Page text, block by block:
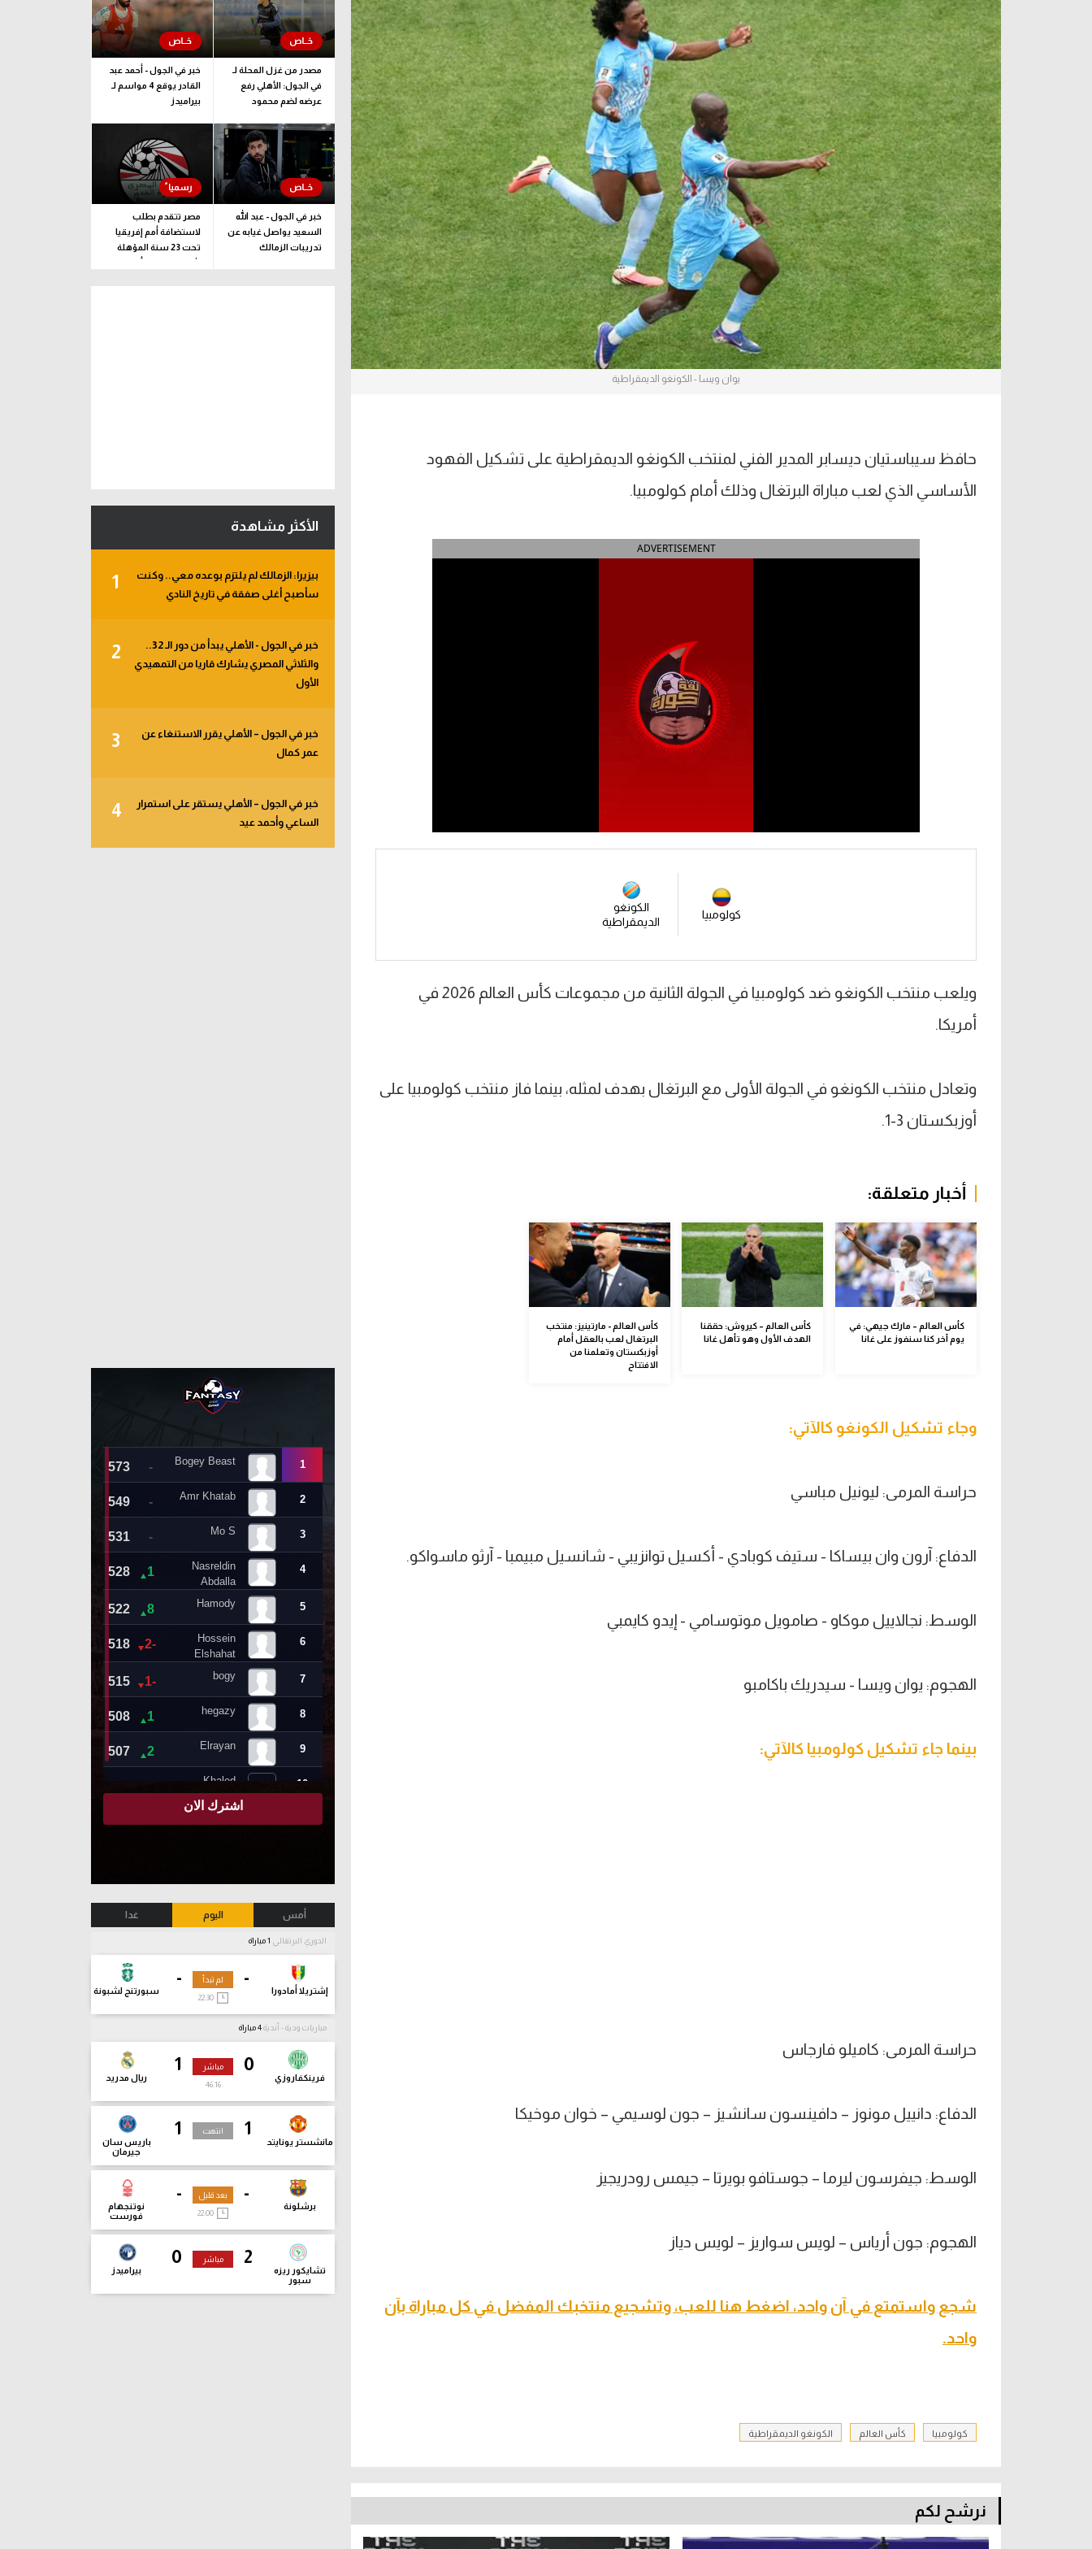
آراء حرة
ركن الألعاب
الدوري السعودي للمحترفين
دوري أبطال أوروبا
دوري أبطال إفريقيا
كل البطولات
دوري أبطال أوروبا
القسم الثاني
رياضات أخرى
آسيا
أمريكا
ركن الألعاب
يوان ويسا - الكونغو الديمقراطية
حافظ سيباستيان ديسابر المدير الفني لمنتخب الكونغو الديمقراطية على تشكيل الفهود
الأساسي الذي لعب مباراة البرتغال وذلك أمام كولومبيا.
ADVERTISEMENT
كولومبيا
الكونغو
الديمقراطية
ويلعب منتخب الكونغو ضد كولومبيا في الجولة الثانية من مجموعات كأس العالم 2026 في
أمريكا.
وتعادل منتخب الكونغو في الجولة الأولى مع البرتغال بهدف لمثله، بينما فاز منتخب كولومبيا على
أوزبكستان 3-1.
أخبار متعلقة:
كأس العالم – مارك جيهي: في
يوم آخر كنا سنفوز على غانا
كأس العالم – كيروش: حققنا
الهدف الأول وهو تأهل غانا
كأس العالم - مارتينيز: منتخب
البرتغال لعب بالعقل أمام
أوزبكستان وتعلمنا من
الافتتاح
وجاء تشكيل الكونغو كالآتي:
حراسة المرمى: ليونيل مباسي
الدفاع: آرون وان بيساكا - ستيف كوبادي - أكسيل توانزيبي - شانسيل مبيمبا - آرثو ماسواكو.
الوسط: نجالاييل موكاو - صامويل موتوسامي - إيدو كايمبي
الهجوم: يوان ويسا - سيدريك باكامبو
بينما جاء تشكيل كولومبيا كالآتي:
حراسة المرمى: كاميلو فارجاس
الدفاع: دانييل مونوز – دافينسون سانشيز – جون لوسيمي – خوان موخيكا
الوسط: جيفرسون ليرما – جوستافو بويرتا – جيمس رودريجيز
الهجوم: جون أرياس – لويس سواريز – لويس دياز
شجع واستمتع في آن واحد، اضغط هنا للعب، وتشجيع منتخبك المفضل في كل مباراة بآن
واحد.
كولومبيا كأس العالم الكونغو الديمقراطية
نرشح لكم
مصدر من غزل المحلة لـ
في الجول: الأهلي رفع
عرضه لضم محمود
خبر في الجول - أحمد عبد
القادر يوقع 4 مواسم لـ
بيراميدز
خبر في الجول - عبد الله
السعيد يواصل غيابه عن
تدريبات الزمالك
مصر تتقدم بطلب
لاستضافة أمم إفريقيا
تحت 23 سنة المؤهلة
لأولمبياد لوس أنجلوس
الأكثر مشاهدة
1
بيزيرا: الزمالك لم يلتزم بوعده معي.. وكنت
سأصبح أغلى صفقة في تاريخ النادي
2
خبر في الجول - الأهلي يبدأ من دور الـ 32..
والثلاثي المصري يشارك قاريا من التمهيدي
الأول
3
خبر في الجول – الأهلي يقرر الاستنغاء عن
عمر كمال
4
خبر في الجول – الأهلي يستقر على استمرار
الساعي وأحمد عيد
أمس اليوم غدا
الدوري البرتغالي
-
إشتريلا أمادورا
-
سبورتنج لشبونة
لم تبدأ
22:30
مباريات ودية - أندية
0
فرينكفاروزي
1
ريال مدريد
مباشر
46:17
1
مانشستر يونايتد
1
باريس سان
جيرمان
انتهت
-
برشلونة
-
نوتنجهام
فورست
بعد قليل
2
تشايكور ريزه
سبور
0
بيراميدز
مباشر